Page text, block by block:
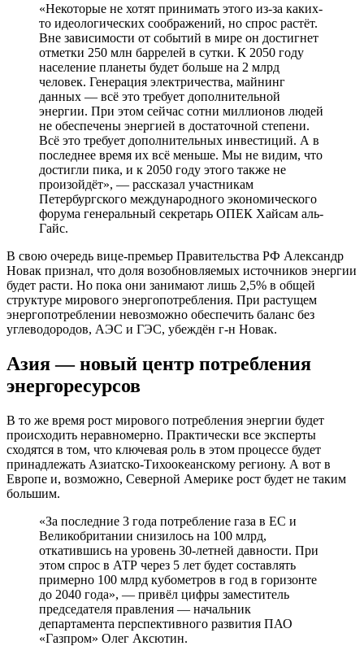
«Некоторые не хотят принимать этого из-за каких-
то идеологических соображений, но спрос растёт.
Вне зависимости от событий в мире он достигнет
отметки 250 млн баррелей в сутки. К 2050 году
население планеты будет больше на 2 млрд
человек. Генерация электричества, майнинг
данных — всё это требует дополнительной
энергии. При этом сейчас сотни миллионов людей
не обеспечены энергией в достаточной степени.
Всё это требует дополнительных инвестиций. А в
последнее время их всё меньше. Мы не видим, что
достигли пика, и к 2050 году этого также не
произойдёт», — рассказал участникам
Петербургского международного экономического
форума генеральный секретарь ОПЕК Хайсам аль-
Гайс.
В свою очередь вице-премьер Правительства РФ Александр
Новак признал, что доля возобновляемых источников энергии
будет расти. Но пока они занимают лишь 2,5% в общей
структуре мирового энергопотребления. При растущем
энергопотреблении невозможно обеспечить баланс без
углеводородов, АЭС и ГЭС, убеждён г-н Новак.
Азия — новый центр потребления
энергоресурсов
В то же время рост мирового потребления энергии будет
происходить неравномерно. Практически все эксперты
сходятся в том, что ключевая роль в этом процессе будет
принадлежать Азиатско-Тихоокеанскому региону. А вот в
Европе и, возможно, Северной Америке рост будет не таким
большим.
«За последние 3 года потребление газа в ЕС и
Великобритании снизилось на 100 млрд,
откатившись на уровень 30-летней давности. При
этом спрос в АТР через 5 лет будет составлять
примерно 100 млрд кубометров в год в горизонте
до 2040 года», — привёл цифры заместитель
председателя правления — начальник
департамента перспективного развития ПАО
«Газпром» Олег Аксютин.